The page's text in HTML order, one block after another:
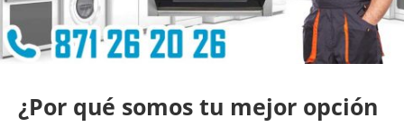
¿Por qué somos tu mejor opción